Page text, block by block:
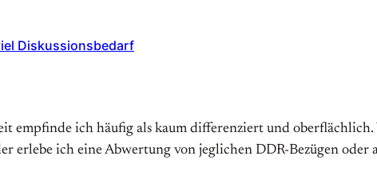
Diskussionsbedarf
empfinde ich häufig als kaum differenziert und
erlebe ich eine Abwertung von jeglichen DDR-Bezügen oder